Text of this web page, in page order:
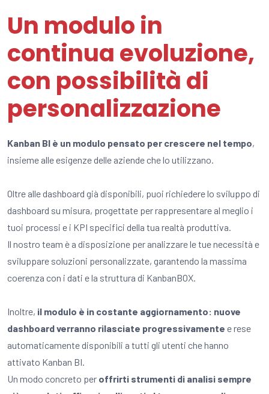
Un modulo in
continua evoluzione,
con possibilità di
personalizzazione
Kanban BI è un modulo pensato per crescere nel tempo,
insieme alle esigenze delle aziende che lo utilizzano.
Oltre alle dashboard già disponibili, puoi richiedere lo sviluppo di
dashboard su misura, progettate per rappresentare al meglio i
tuoi processi e i KPI specifici della tua realtà produttiva.
Il nostro team è a disposizione per analizzare le tue necessità e
sviluppare soluzioni personalizzate, garantendo la massima
coerenza con i dati e la struttura di KanbanBOX.
Inoltre, il modulo è in costante aggiornamento: nuove
dashboard verranno rilasciate progressivamente e rese
automaticamente disponibili a tutti gli utenti che hanno
attivato Kanban BI.
Un modo concreto per offrirti strumenti di analisi sempre